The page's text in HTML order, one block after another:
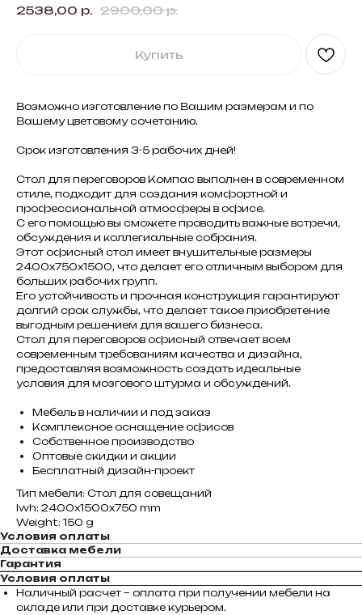
2538,00 р. 2900,00 р.
Купить
Возможно изготовление по Вашим размерам и по
Вашему цветовому сочетанию.
Срок изготовления 3-5 рабочих дней!
Стол для переговоров Компас выполнен в современном
стиле, подходит для создания комфортной и
профессиональной атмосферы в офисе.
С его помощью вы сможете проводить важные встречи,
обсуждения и коллегиальные собрания.
Этот офисный стол имеет внушительные размеры
2400х750х1500, что делает его отличным выбором для
больших рабочих групп.
Его устойчивость и прочная конструкция гарантируют
долгий срок службы, что делает такое приобретение
выгодным решением для вашего бизнеса.
Стол для переговоров офисный отвечает всем
современным требованиям качества и дизайна,
предоставляя возможность создать идеальные
условия для мозгового штурма и обсуждений.
Мебель в наличии и под заказ
Комплексное оснащение офисов
Собственное производство
Оптовые скидки и акции
Бесплатный дизайн-проект
Тип мебели: Стол для совещаний
lwh: 2400x1500x750 mm
Weight: 150 g
Условия оплаты
Доставка мебели
Гарантия
Условия оплаты
Наличный расчет – оплата при получении мебели на
складе или при доставке курьером.